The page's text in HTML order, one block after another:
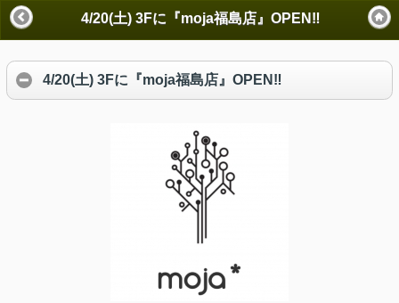
4/20(土) 3Fに『moja福島店』OPEN‼
4/20(土) 3Fに『moja福島店』OPEN‼